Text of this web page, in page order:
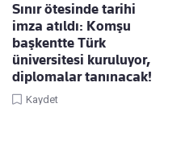
Sınır ötesinde tarihi
imza atıldı: Komşu
başkentte Türk
üniversitesi kuruluyor,
diplomalar tanınacak!
Kaydet